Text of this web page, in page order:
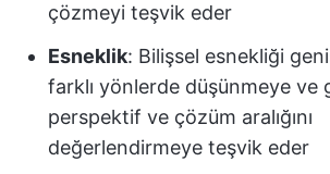
çözmeyi teşvik eder
Esneklik: Bilişsel esnekliği
farklı yönlerde düşünmeye ve
perspektif ve çözüm aralığını
değerlendirmeye teşvik eder